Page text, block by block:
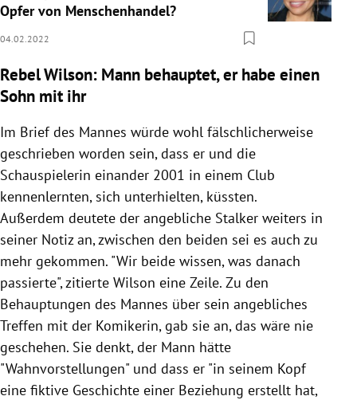
Opfer von Menschenhandel?
04.02.2022
Rebel Wilson: Mann behauptet, er habe einen
Sohn mit ihr
Im Brief des Mannes würde wohl fälschlicherweise
geschrieben worden sein, dass er und die
Schauspielerin einander 2001 in einem Club
kennenlernten, sich unterhielten, küssten.
Außerdem deutete der angebliche Stalker weiters in
seiner Notiz an, zwischen den beiden sei es auch zu
mehr gekommen. "Wir beide wissen, was danach
passierte", zitierte Wilson eine Zeile. Zu den
Behauptungen des Mannes über sein angebliches
Treffen mit der Komikerin, gab sie an, das wäre nie
geschehen. Sie denkt, der Mann hätte
"Wahnvorstellungen" und dass er "in seinem Kopf
eine fiktive Geschichte einer Beziehung erstellt hat,